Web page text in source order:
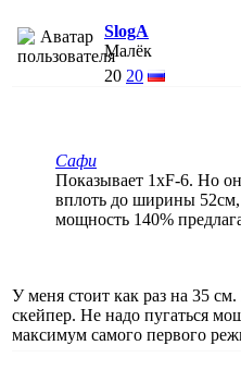
SlogA
Малёк
20 20
Сафи
Показывает 1хF-6. Но
вплоть до ширины
мощность 140%
У меня стоит как раз на 35
скейпер. Не надо пугаться
максимум самого первого